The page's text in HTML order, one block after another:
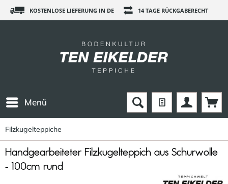
KOSTENLOSE LIEFERUNG IN DE 14 TAGE RÜCKGABERECHT
Menü
Filzkugelteppiche
Handgearbeiteter Filzkugelteppich aus Schurwolle
- 100cm rund